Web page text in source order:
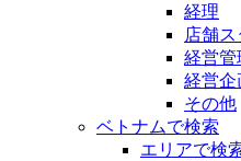
経理
店舗ス
経営管
経営企
その他
ベトナムで検索
エリアで検